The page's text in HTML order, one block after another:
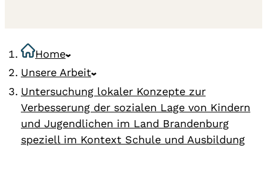
Home
Unsere Arbeit
Untersuchung lokaler Konzepte zur
Verbesserung der sozialen Lage von Kindern
und Jugendlichen im Land Brandenburg
speziell im Kontext Schule und Ausbildung